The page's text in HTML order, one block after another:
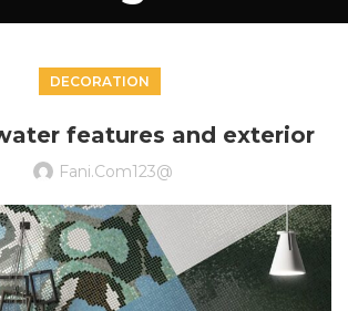
DECORATION
features and exterior
Fani.com123@